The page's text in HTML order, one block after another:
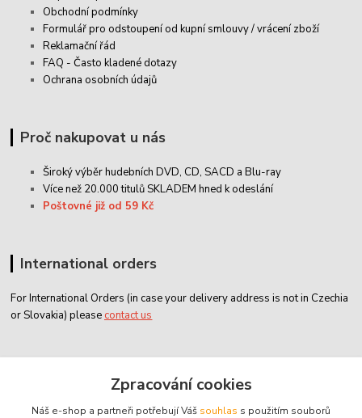
Obchodní podmínky
Formulář pro odstoupení od kupní smlouvy / vrácení zboží
Reklamační řád
FAQ - Často kladené dotazy
Ochrana osobních údajů
Proč nakupovat u nás
Široký výběr hudebních DVD, CD,SACD a Blu-ray
Více než 20.000 titulů SKLADEM hned k odeslání
Poštovné již od 59 Kč
International orders
For International Orders (in case your delivery address is not in Czechia
or Slovakia) please contact us
Zpracování cookies
Náš e-shop a partneři potřebují Váš souhlas s použitím souborů